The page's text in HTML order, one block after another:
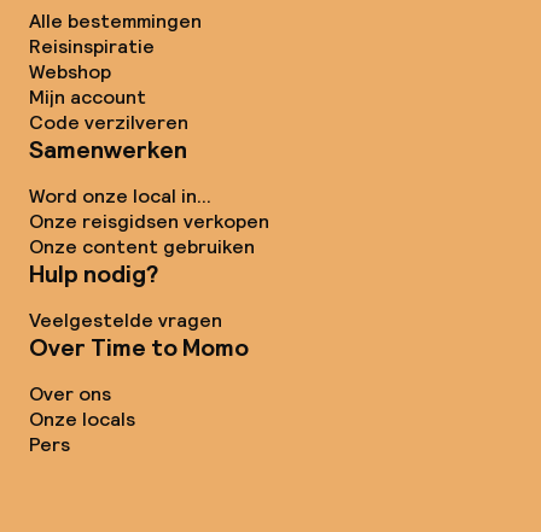
Alle bestemmingen
Reisinspiratie
Webshop
Mijn account
Code verzilveren
Samenwerken
Word onze local in...
Onze reisgidsen verkopen
Onze content gebruiken
Hulp nodig?
Veelgestelde vragen
Over Time to Momo
Over ons
Onze locals
Pers